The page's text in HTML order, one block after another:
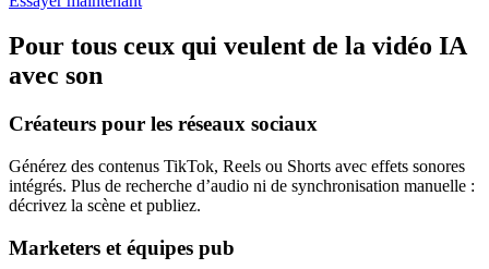
Pour tous ceux qui veulent de la vidéo IA
avec son
Créateurs pour les réseaux sociaux
Générez des contenus TikTok, Reels ou Shorts avec effets sonores
intégrés. Plus de recherche d’audio ni de synchronisation manuelle :
décrivez la scène et publiez.
Marketers et équipes pub